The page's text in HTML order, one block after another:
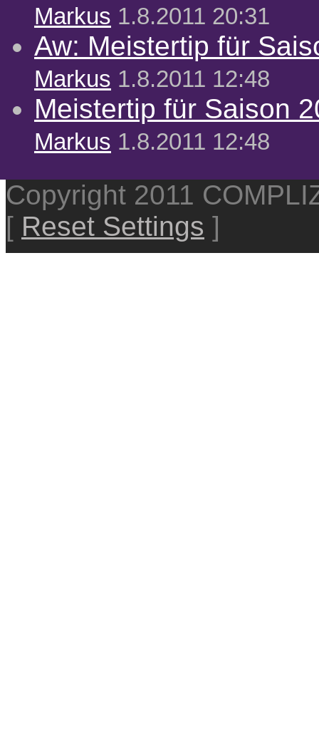
Markus 1.8.2011 20:31
Aw: Meistertip für
Markus 1.8.2011 12:48
Meistertip für Saison
Markus 1.8.2011 12:48
Copyright 2011
[ Reset Settings ]